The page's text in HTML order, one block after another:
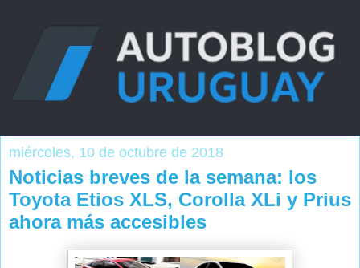
miércoles, 10 de octubre de 2018
Noticias breves de la semana: los
Toyota Etios XLS, Corolla XLi y Prius
ahora más accesibles